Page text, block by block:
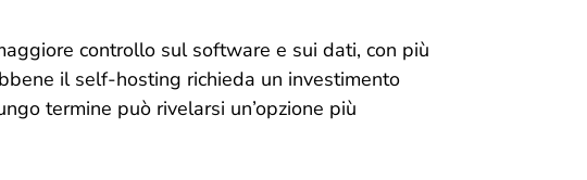
controllo sul software e sui dati, con più
il self-hosting richieda un investimento
termine può rivelarsi un’opzione più